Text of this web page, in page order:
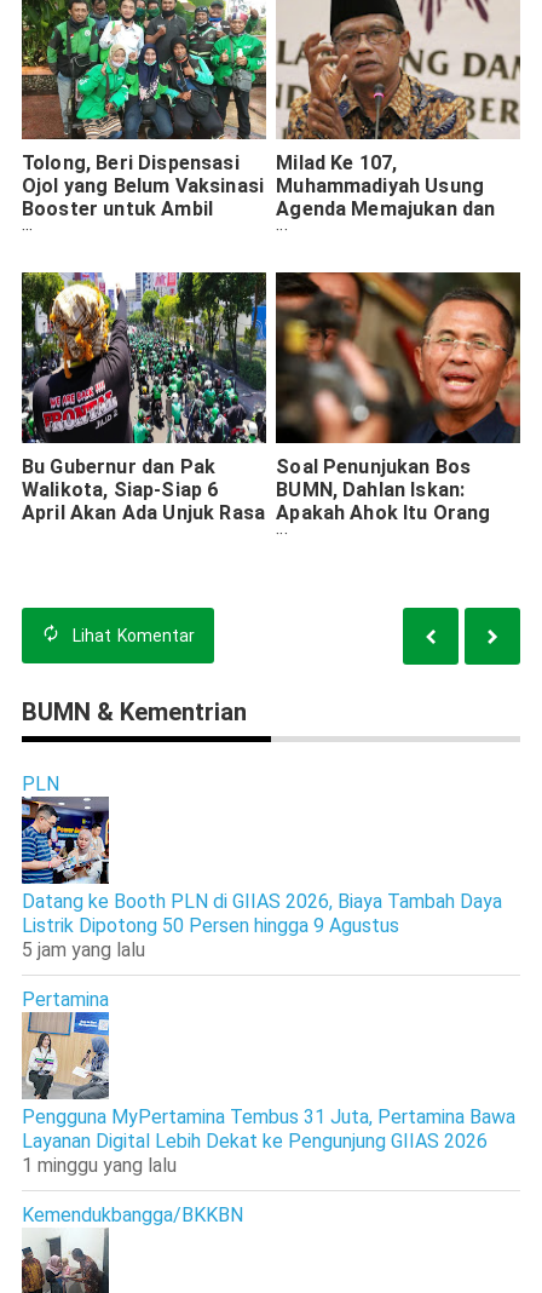
Tolong, Beri Dispensasi
Ojol yang Belum Vaksinasi
Booster untuk Ambil
Orderan Makanan di
Milad Ke 107,
Muhammadiyah Usung
Agenda Memajukan dan
Mencerahkan Bangsa
Bu Gubernur dan Pak
Walikota, Siap-Siap 6
April Akan Ada Unjuk Rasa
Soal Penunjukan Bos
BUMN, Dahlan Iskan:
Apakah Ahok Itu Orang
Berprestasi?
Lihat Komentar
BUMN & Kementrian
PLN
Datang ke Booth PLN di GIIAS 2026, Biaya Tambah Daya
Listrik Dipotong 50 Persen hingga 9 Agustus
5 jam yang lalu
Pertamina
Pengguna MyPertamina Tembus 31 Juta, Pertamina Bawa
Layanan Digital Lebih Dekat ke Pengunjung GIIAS 2026
1 minggu yang lalu
Kemendukbangga/BKKBN